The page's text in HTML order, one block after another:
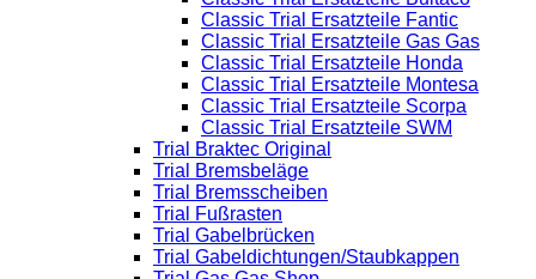
Classic Trial Ersatzteile Fantic
Classic Trial Ersatzteile Gas Gas
Classic Trial Ersatzteile Honda
Classic Trial Ersatzteile Montesa
Classic Trial Ersatzteile Scorpa
Classic Trial Ersatzteile SWM
Trial Braktec Original
Trial Bremsbeläge
Trial Bremsscheiben
Trial Fußrasten
Trial Gabelbrücken
Trial Gabeldichtungen/Staubkappen